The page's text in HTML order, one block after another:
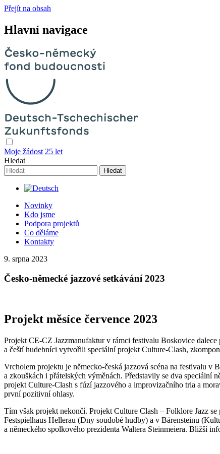
Přejít na obsah
Hlavní navigace
Moje žádost 25 let
Hledat
Novinky
Kdo jsme
Podpora projektů
Co děláme
Kontakty
9. srpna 2023
Česko-německé jazzové setkávání 2023
Projekt měsíce července 2023
Projekt CE-CZ Jazzmanufaktur v rámci festivalu Boskovice
a čeští hudebníci vytvořili speciální projekt Culture-Clash,
Vrcholem projektu je německo-česká jazzová scéna na festivalu
a zkouškách i přátelských výměnách. Představily se dva speciální
projekt Culture-Clash s fúzí jazzového a improvizačního tria a
první pozitivní ohlasy.
Tím však projekt nekončí. Projekt Culture Clash ‒ Folklore Jazz
Festspielhaus Hellerau (Dny soudobé hudby) a v Bärensteinu
a německého spolkového prezidenta Waltera Steinmeiera. Bližší